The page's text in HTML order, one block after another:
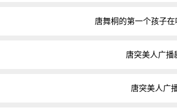
唐舞桐的第一个孩子
唐突美人广播
唐突美人广